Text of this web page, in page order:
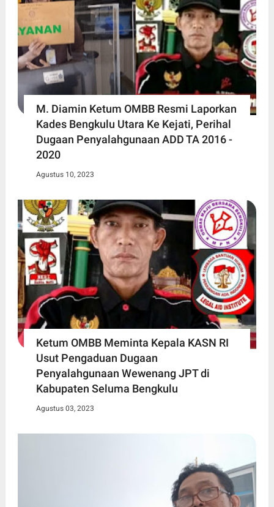
M. Diamin Ketum OMBB Resmi Laporkan
Kades Bengkulu Utara Ke Kejati, Perihal
Dugaan Penyalahgunaan ADD TA 2016 -
2020
Agustus 10, 2023
Ketum OMBB Meminta Kepala KASN RI
Usut Pengaduan Dugaan
Penyalahgunaan Wewenang JPT di
Kabupaten Seluma Bengkulu
Agustus 03, 2023